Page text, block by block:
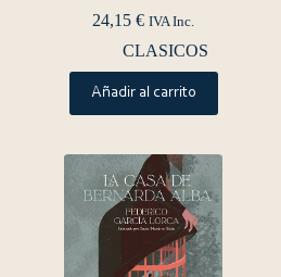
24,15€ IVA Inc.
CLASICOS
Añadir al carrito